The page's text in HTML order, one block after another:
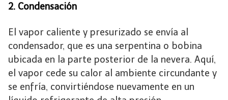
2. Condensación
El vapor caliente y presurizado se envía al
condensador, que es una serpentina o bobina
ubicada en la parte posterior de la nevera. Aquí,
el vapor cede su calor al ambiente circundante y
se enfría, convirtiéndose nuevamente en un